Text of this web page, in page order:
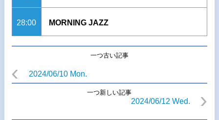
28:00 MORNING JAZZ
一つ古い記事
2024/06/10 Mon.
一つ新しい記事
2024/06/12 Wed.